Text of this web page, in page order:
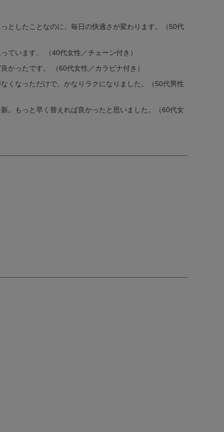
としたことなのに、毎日の快適さが変わります。（50代
ています。 （40代女性／チェーン付き）
かったです。 （60代女性／カラビナ付き）
くなっただけで、かなりラクになりました。（50代男性
。もっと早く替えれば良かったと思いました。（60代女